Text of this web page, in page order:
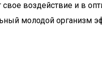
воздействие и в
молодой организм